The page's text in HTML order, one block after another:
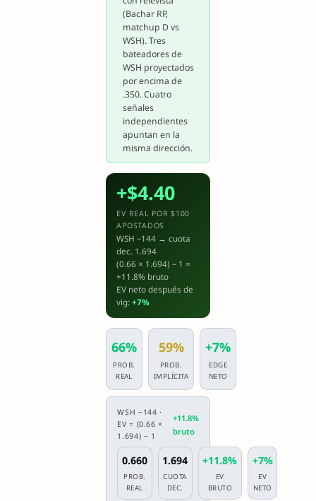
(Bachar RP,
matchup D vs
WSH). Tres
bateadores de
WSH proyectados
por encima de
.350. Cuatro
señales
independientes
apuntan en la
misma dirección.
+$4.40
EV REAL POR $100
APOSTADOS
WSH −144 → cuota
dec. 1.694
(0.66 × 1.694) − 1 =
+11.8% bruto
EV neto después de
vig:+7%
66%
PROB.
REAL
59%
PROB.
IMPLÍCITA
+7%
EDGE
NETO
WSH −144 ·
EV = (0.66 ×
1.694) − 1
+11.8%
bruto
0.660
PROB.
REAL
1.694
CUOTA
DEC.
+11.8%
EV
BRUTO
+7%
EV
NETO